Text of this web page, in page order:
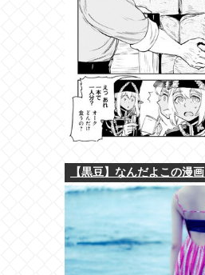
【黒豆】なんだよこの漫